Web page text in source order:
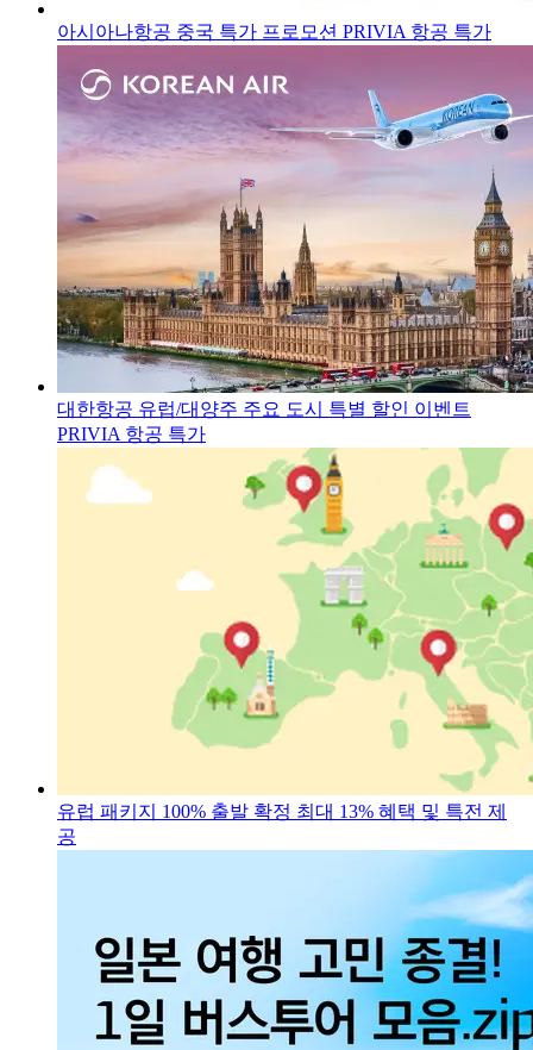
아시아나항공 중국 특가 프로모션 PRIVIA 항공 특가
대한항공 유럽/대양주 주요 도시 특별 할인 이벤트
PRIVIA 항공 특가
유럽 패키지 100% 출발 확정 최대 13% 혜택 및 특전 제
공